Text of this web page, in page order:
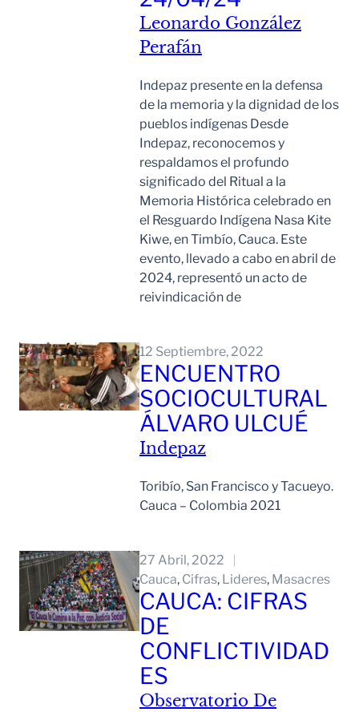
Leonardo González
Perafán
Indepaz presente en la defensa
de la memoria y la dignidad de los
pueblos indígenas Desde
Indepaz, reconocemos y
respaldamos el profundo
significado del Ritual a la
Memoria Histórica celebrado en
el Resguardo Indígena Nasa Kite
Kiwe, en Timbío, Cauca. Este
evento, llevado a cabo en abril de
2024, representó un acto de
reivindicación de
12 Septiembre, 2022
ENCUENTRO
SOCIOCULTURAL
ÁLVARO ULCUÉ
Indepaz
Toribío, San Francisco y Tacueyo.
Cauca – Colombia 2021
27 Abril, 2022
Cauca, Cifras, Lideres, Masacres
CAUCA: CIFRAS
DE
CONFLICTIVIDAD
ES
Observatorio De